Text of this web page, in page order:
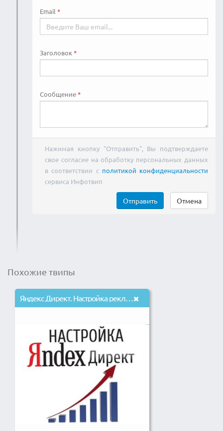
Email
Заголовок
Сообщение
Нажимая кнопку "Отправить", Вы подтверждаете
свое согласие на обработку персональных данных
в соответствии с политикой конфиденциальности
сервиса Инфотвип
Отправить Отмена
Похожие твипы
Яндекс Директ. Настройка рекламной компании